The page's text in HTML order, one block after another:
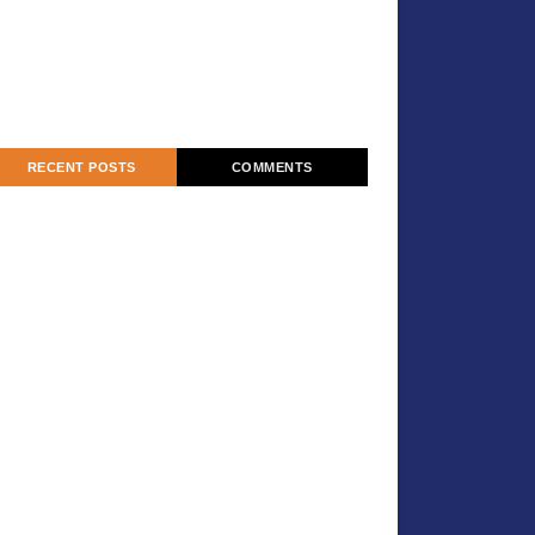
RECENT POSTS COMMENTS